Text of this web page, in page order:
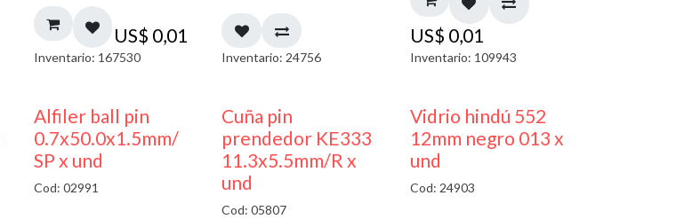
US$ 0,01
Inventario: 167530 Inventario: 24756
US$ 0,01
Inventario: 109943
Alfiler ball pin
0.7x50.0x1.5mm/
SP x und
Cod: 02991
Cuña pin
prendedor KE333
11.3x5.5mm/R x
und
Cod: 05807
40% DESCUENTO
Vidrio hindú 552
12mm negro 013 x
und
Cod: 24903